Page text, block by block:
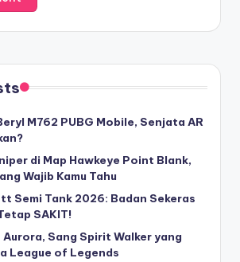
M762 PUBG Mobile, Senjata AR
di Map Hawkeye Point Blank,
Wajib Kamu Tahu
Semi Tank 2026: Badan Sekeras
SAKIT!
Sang Spirit Walker yang
League of Legends